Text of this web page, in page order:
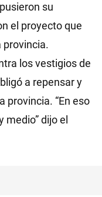
su
el proyecto que
provincia.
los vestigios de
a repensar y
provincia. “En eso
dijo el